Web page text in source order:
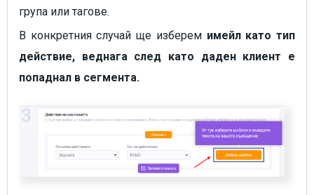
група или тагове.
В конкретния случай ще изберемимейл като тип
действие, веднага след като даден клиент е
попаднал в сегмента.